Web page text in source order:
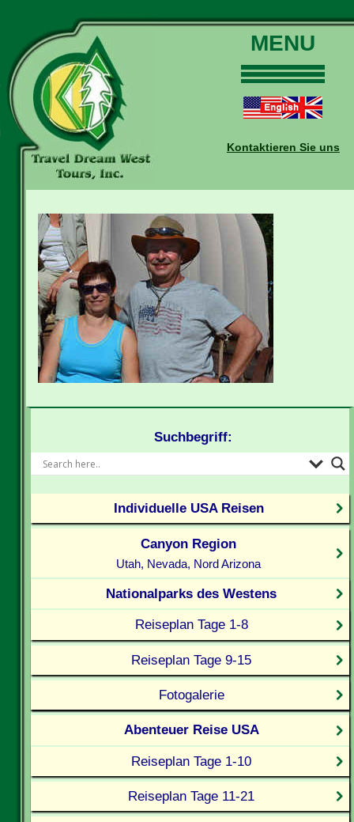
MENU
Touren
Daten und Preise
Buchungen
Auskünfte
Kontakt
Reise-Blog
Kontaktieren Sie uns
Suchbegriff:
Individuelle USA Reisen
Canyon Region
Utah, Nevada, Nord Arizona
Nationalparks des Westens
Reiseplan Tage 1-8
Reiseplan Tage 9-15
Fotogalerie
Abenteuer Reise USA
Reiseplan Tage 1-10
Reiseplan Tage 11-21